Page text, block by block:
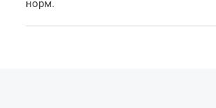
норм.